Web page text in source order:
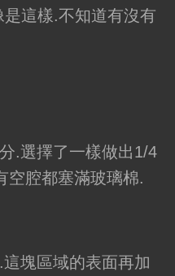
這樣.不知道有沒有
.選擇了一樣做出1/4
空腔都塞滿玻璃棉.
塊區域的表面再加